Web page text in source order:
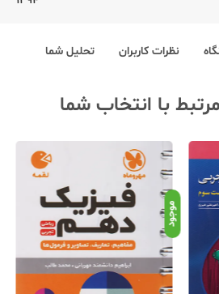
نظرات کاربران تحلیل شما
با انتخاب شما
موجود